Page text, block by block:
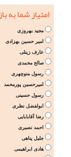
امتیاز شما به
مجید بهروزی
امیر حسین بهزادی
عارف زینلی
صالح محمدی
رسول منوچهری
امیرحسین پورمحمد
رسول حسینی
ابولفضل نظری
رضا آقابابایی
احمد نصیری
جلیل پناهی
هادی ابراهیمی